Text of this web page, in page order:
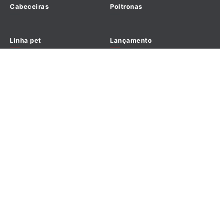
Política de cookies
Cabeceiras Poltronas
Linha pet Lançamento